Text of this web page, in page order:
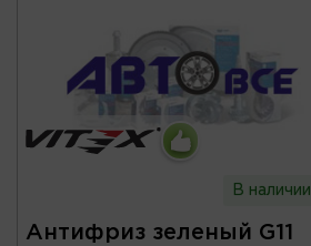
В наличии
Антифриз зеленый G11